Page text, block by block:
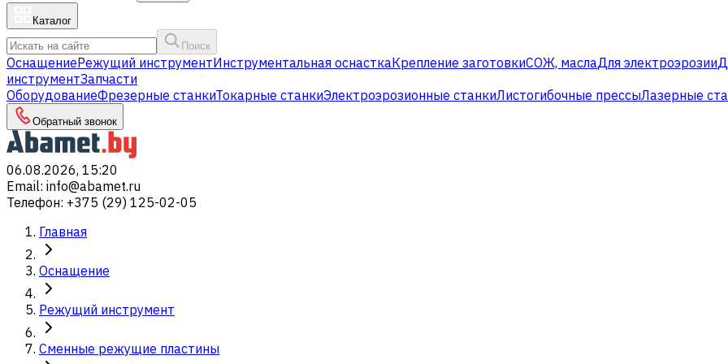
Каталог
Поиск
ОснащениеРежущий инструментИнструментальная оснасткаКрепление заготовкиСОЖ, маслаДля электроэрозии
инструментЗапчасти
ОборудованиеФрезерные станкиТокарные станкиЭлектроэрозионные станкиЛистогибочные прессыЛазерные
Обратный звонок
06.08.2026, 15:20
Email: info@abamet.ru
Телефон: +375 (29) 125-02-05
Главная
Оснащение
Режущий инструмент
Сменные режущие пластины